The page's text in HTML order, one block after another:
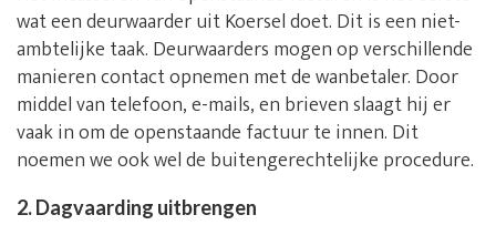
wat een deurwaarder uit Koersel doet. Dit is een niet-
ambtelijke taak. Deurwaarders mogen op verschillende
manieren contact opnemen met de wanbetaler. Door
middel van telefoon, e-mails, en brieven slaagt hij er
vaak in om de openstaande factuur te innen. Dit
noemen we ook wel de buitengerechtelijke procedure.
2. Dagvaarding uitbrengen